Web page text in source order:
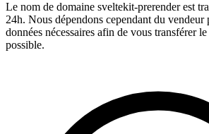
Le nom de domaine sveltekit-prerender est
24h. Nous dépendons cependant du vendeur
données nécessaires afin de vous transférer
possible.